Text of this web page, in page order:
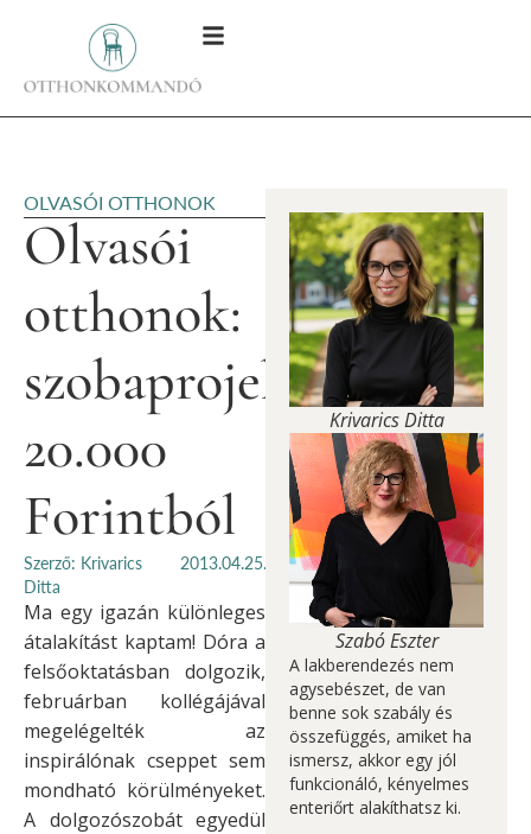
OLVASÓI OTTHONOK
Olvasói
otthonok:
szobaprojekt
20.000
Forintból
Szerző: Krivarics
Ditta
2013.04.25.
Ma egy igazán különleges
átalakítást kaptam! Dóra a
felsőoktatásban dolgozik,
februárban kollégájával
megelégelték az
inspirálónak cseppet sem
mondható körülményeket.
A dolgozószobát egyedül
Krivarics Ditta
Szabó Eszter
A lakberendezés nem
agysebészet, de van
benne sok szabály és
összefüggés, amiket ha
ismersz, akkor egy jól
funkcionáló, kényelmes
enteriőrt alakíthatsz ki.